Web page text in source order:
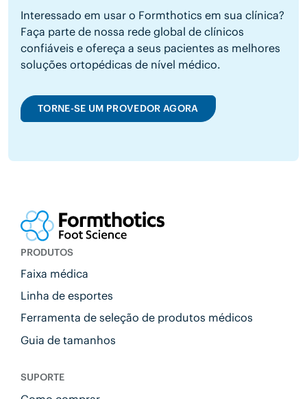
Interessado em usar o Formthotics em sua clínica?
Faça parte de nossa rede global de clínicos
confiáveis e ofereça a seus pacientes as melhores
soluções ortopédicas de nível médico.
TORNE-SE UM PROVEDOR AGORA
PRODUTOS
Faixa médica
Linha de esportes
Ferramenta de seleção de produtos médicos
Guia de tamanhos
SUPORTE